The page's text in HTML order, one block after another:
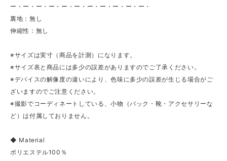
ー・ー・ー・ー・ー・ー・ー・ー・ー・ー・ー・
裏地：無し
伸縮性：無し
※サイズは実寸（商品を計測）になります。
※サイズ表と商品には多少の誤差がありますのでご了承ください。
※デバイスの解像度の違いにより、色味に多少の誤差が生じる場合がご
ざいますのでご注意ください。
※撮影でコーディネートしている、小物（バック・靴・アクセサリーな
ど）は付属しておりません。
◆ Material
ポリエステル100％